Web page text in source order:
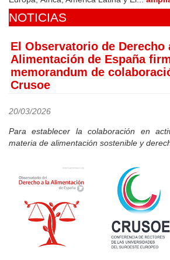
NOTICIAS
El Observatorio de Derecho
Alimentación de España
memorandum de
Crusoe
20/03/2026
Para establecer la colaboración en
materia de alimentación sostenible y